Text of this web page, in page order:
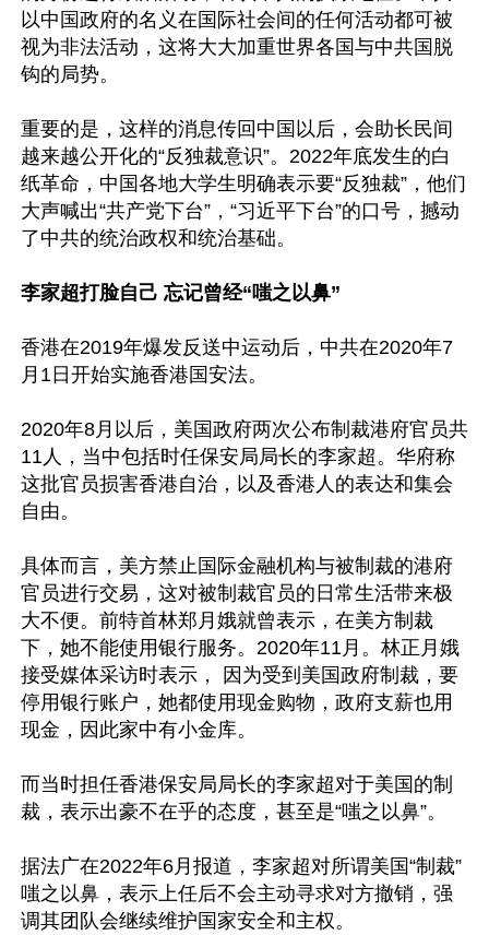
以中国政府的名义在国际社会间的任何活动都可被
视为非法活动，这将大大加重世界各国与中共国脱
钩的局势。
重要的是，这样的消息传回中国以后，会助长民间
越来越公开化的“反独裁意识”。2022年底发生的白
纸革命，中国各地大学生明确表示要“反独裁”，他们
大声喊出“共产党下台”，“习近平下台”的口号，撼动
了中共的统治政权和统治基础。
李家超打脸自己 忘记曾经“嗤之以鼻”
香港在2019年爆发反送中运动后，中共在2020年7
月1日开始实施香港国安法。
2020年8月以后，美国政府两次公布制裁港府官员共
11人，当中包括时任保安局局长的李家超。华府称
这批官员损害香港自治，以及香港人的表达和集会
自由。
具体而言，美方禁止国际金融机构与被制裁的港府
官员进行交易，这对被制裁官员的日常生活带来极
大不便。前特首林郑月娥就曾表示，在美方制裁
下，她不能使用银行服务。2020年11月。林正月娥
接受媒体采访时表示， 因为受到美国政府制裁，要
停用银行账户，她都使用现金购物，政府支薪也用
现金，因此家中有小金库。
而当时担任香港保安局局长的李家超对于美国的制
裁，表示出豪不在乎的态度，甚至是“嗤之以鼻”。
据法广在2022年6月报道，李家超对所谓美国“制裁”
嗤之以鼻，表示上任后不会主动寻求对方撤销，强
调其团队会继续维护国家安全和主权。